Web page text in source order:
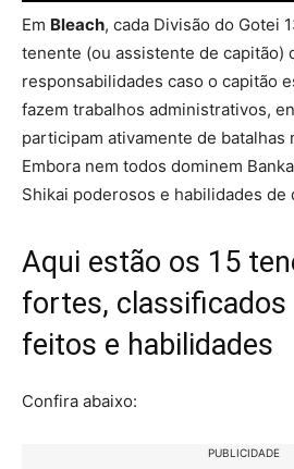
Em Bleach, cada Divisão do Gotei
tenente (ou assistente de capitão)
responsabilidades caso o capitão
fazem trabalhos administrativos,
participam ativamente de batalhas
Embora nem todos dominem
Shikai poderosos e habilidades de
Aqui estão os 15
fortes, classificados
feitos e habilidades
Confira abaixo:
PUBLICIDADE